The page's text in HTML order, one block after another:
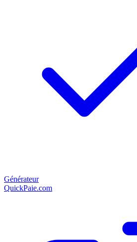
Générateur
QuickPaie.com